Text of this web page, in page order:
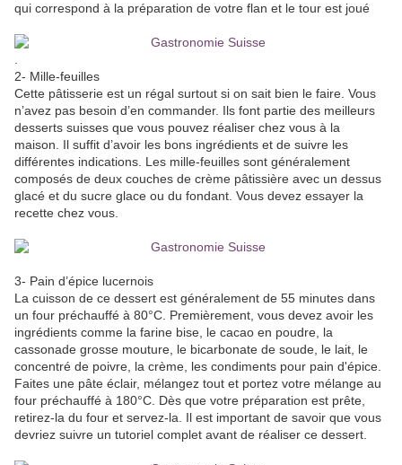
qui correspond à la préparation de votre flan et le tour est joué
2- Mille-feuilles
Cette pâtisserie est un régal surtout si on sait bien le faire. Vous
n’avez pas besoin d’en commander. Ils font partie des meilleurs
desserts suisses que vous pouvez réaliser chez vous à la
maison. Il suffit d’avoir les bons ingrédients et de suivre les
différentes indications. Les mille-feuilles sont généralement
composés de deux couches de crème pâtissière avec un dessus
glacé et du sucre glace ou du fondant. Vous devez essayer la
recette chez vous.
3- Pain d’épice lucernois
La cuisson de ce dessert est généralement de 55 minutes dans
un four préchauffé à 80°C. Premièrement, vous devez avoir les
ingrédients comme la farine bise, le cacao en poudre, la
cassonade grosse mouture, le bicarbonate de soude, le lait, le
concentré de poivre, la crème, les condiments pour pain d'épice.
Faites une pâte éclair, mélangez tout et portez votre mélange au
four préchauffé à 180°C. Dès que votre préparation est prête,
retirez-la du four et servez-la. Il est important de savoir que vous
devriez suivre un tutoriel complet avant de réaliser ce dessert.